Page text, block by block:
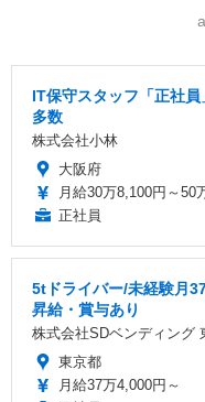
IT保守スタッフ「正社
多数
株式会社小林
大阪府
月給30万8,100円～50
正社員
5tドライバー/未経験月
昇給・賞与あり
株式会社SDベンディング
東京都
月給37万4,000円～